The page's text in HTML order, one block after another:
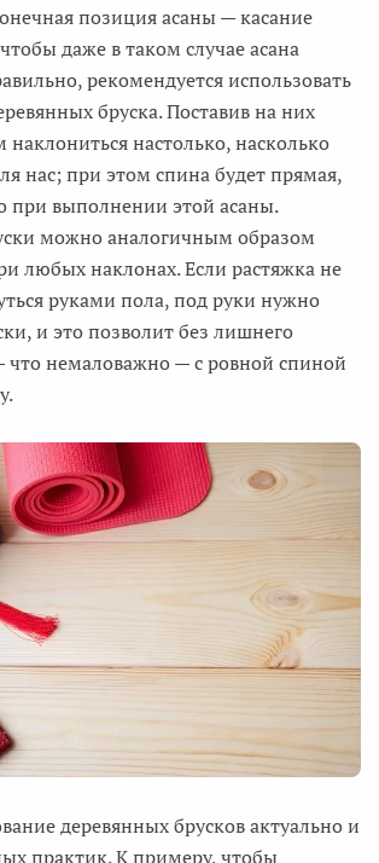
позиция асаны — касание
даже в таком случае асана
рекомендуется использовать
бруска. Поставив на них
настолько, насколько
нас; при этом спина будет прямая,
при выполнении этой асаны.
можно аналогичным образом
любых наклонах. Если растяжка не
руками пола, под руки нужно
и это позволит без лишнего
немаловажно — с ровной спиной
деревянных брусков актуально и
практик. К примеру, чтобы